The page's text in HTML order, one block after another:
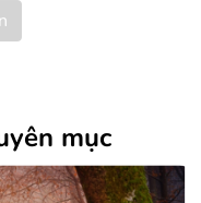
mục